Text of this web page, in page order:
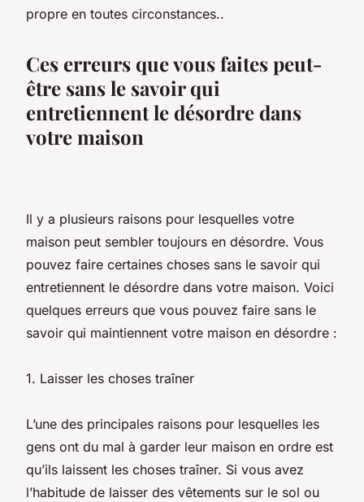
propre en toutes circonstances..
Ces erreurs que vous faites peut-
être sans le savoir qui
entretiennent le désordre dans
votre maison
Il y a plusieurs raisons pour lesquelles votre
maison peut sembler toujours en désordre. Vous
pouvez faire certaines choses sans le savoir qui
entretiennent le désordre dans votre maison. Voici
quelques erreurs que vous pouvez faire sans le
savoir qui maintiennent votre maison en désordre :
1. Laisser les choses traîner
L’une des principales raisons pour lesquelles les
gens ont du mal à garder leur maison en ordre est
qu’ils laissent les choses traîner. Si vous avez
l’habitude de laisser des vêtements sur le sol ou